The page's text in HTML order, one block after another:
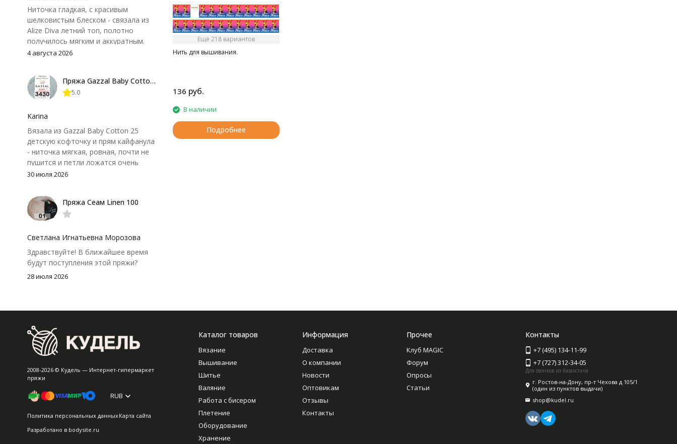
Ещё 218 вариантов
Нить для вышивания.
136 руб.
В наличии
Подробнее
Ниточка гладкая, с красивым
шелковистым блеском - связала из
Alize Diva летний топ, полотно
получилось мягким и аккуратным.
Петли хорошо видны, вяжется
нюанс - пряжа немного скользит и
иногда расслаивается, пришлось
крючок поудобнее.
4 августа 2026
Пряжа Gazzal Baby Cotton 25
5.0
Karina
Вязала из Gazzal Baby Cotton 25
детскую кофточку и прям кайфанула
- ниточка мягкая, ровная, почти не
пушится и петли ложатся очень
аккуратно. После стирки полотно
потеряло, цвет тоже не стал
тусклее. Единственный нюанс -
моточки маленькие, расход лучше
чуть-чуть не хватило))
30 июля 2026
Пряжа Сеам Linen 100
Светлана Игнатьевна Морозова
Здравствуйте! В ближайшее время
будут поступления этой пряжи?
28 июля 2026
2008-2026 © Кудель — Интернет-гипермаркет
пряжи
RUB
Политика персональных данныхКарта сайта
Разработано в bodysite.ru
Каталог товаров
Вязание
Вышивание
Шитье
Валяние
Работа с бисером
Плетение
Оборудование
Хранение
Информация
Доставка
О компании
Новости
Оптовикам
Отзывы
Контакты
Прочее
Клуб MAGIC
Форум
Опросы
Статьи
Контакты
+7 (495) 134-11-99
+7 (727) 312-34-05
Для звонков из Казахстана
г. Ростов-на-Дону, пр-т Чехова д.105/1
(один из пунктов выдачи)
shop@kudel.ru